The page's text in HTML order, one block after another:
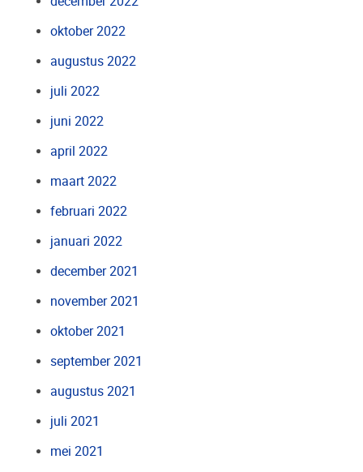
oktober 2022
augustus 2022
juli 2022
juni 2022
april 2022
maart 2022
februari 2022
januari 2022
december 2021
november 2021
oktober 2021
september 2021
augustus 2021
juli 2021
mei 2021